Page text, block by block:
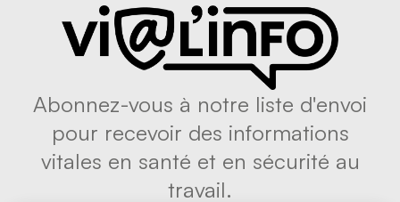
Abonnez-vous à notre liste d'envoi
pour recevoir des informations
vitales en santé et en sécurité au
travail.